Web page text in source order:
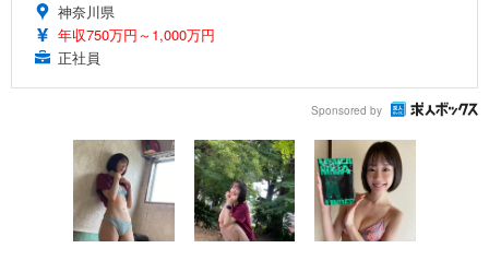
神奈川県
年収750万円～1,000万円
正社員
Sponsored by